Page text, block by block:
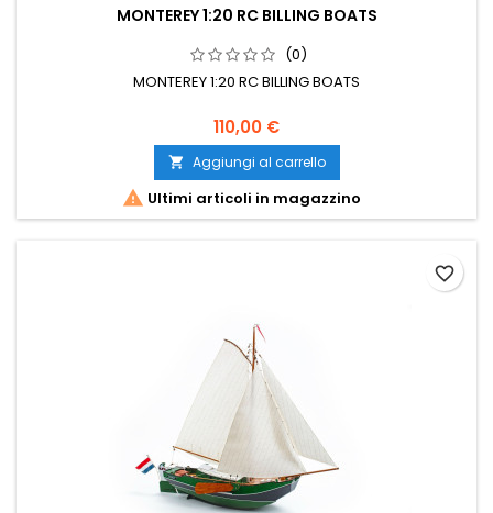
MONTEREY 1:20 RC BILLING BOATS
(0)
MONTEREY 1:20 RC BILLING BOATS
110,00 €
 Aggiungi al carrello
 Ultimi articoli in magazzino
favorite_border